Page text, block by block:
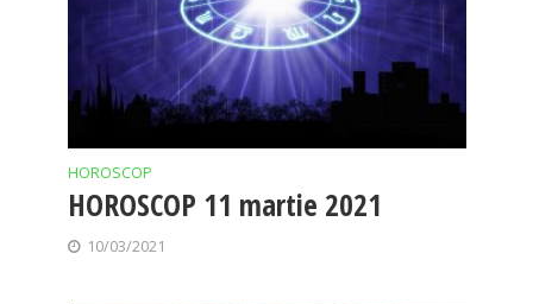
HOROSCOP
HOROSCOP 11 martie 2021
10/03/2021